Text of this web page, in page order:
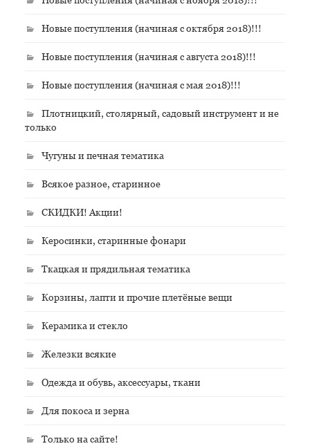
Новые поступления (начиная с октября 2018)!!!
Новые поступления (начиная с августа 2018)!!!
Новые поступления (начиная с мая 2018)!!!
Плотницкий, столярный, садовый инструмент и не
только
Чугуны и печная тематика
Всякое разное, старинное
СКИДКИ! Акции!
Керосинки, старинные фонари
Ткацкая и прядильная тематика
Корзины, лапти и прочие плетёные вещи
Керамика и стекло
Железки всякие
Одежда и обувь, аксессуары, ткани
Для покоса и зерна
Только на сайте!